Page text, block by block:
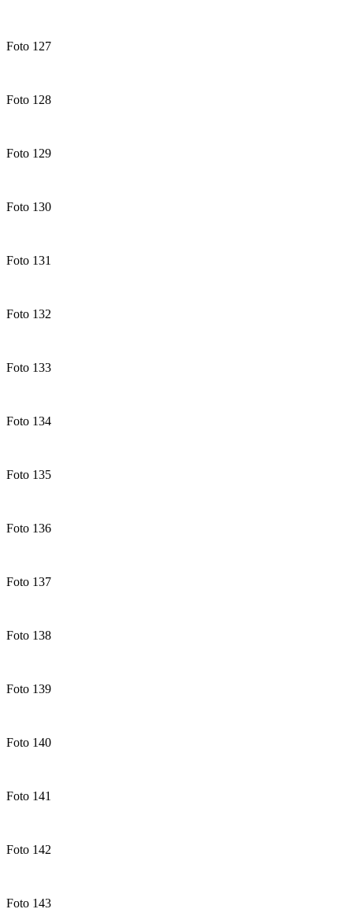
Foto 127
Foto 128
Foto 129
Foto 130
Foto 131
Foto 132
Foto 133
Foto 134
Foto 135
Foto 136
Foto 137
Foto 138
Foto 139
Foto 140
Foto 141
Foto 142
Foto 143